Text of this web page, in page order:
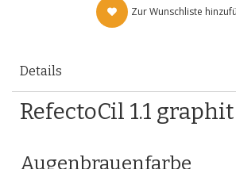
Zur Wunschliste
Details
RefectoCil 1.1 graphit
Augenbrauenfarbe